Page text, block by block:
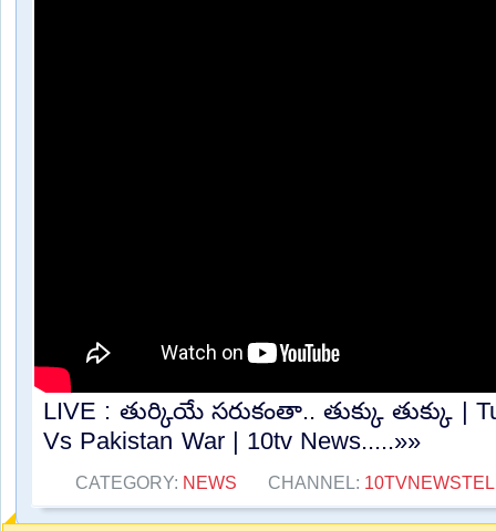
LIVE : తుర్కియే సరుకంతా.. తుక్కు తుక్కు |
Vs Pakistan War | 10tv News.....»»
CATEGORY: NEWS CHANNEL: